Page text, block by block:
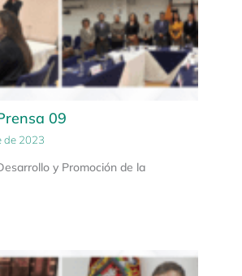
09
de 2023
y Promoción de la